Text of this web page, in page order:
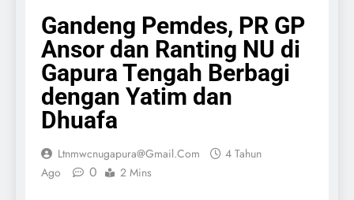
Gandeng Pemdes, PR GP
Ansor dan Ranting NU di
Gapura Tengah Berbagi
dengan Yatim dan
Dhuafa
Ltnmwcnugapura@gmail.com
4 Tahun
Ago
0 2 Mins